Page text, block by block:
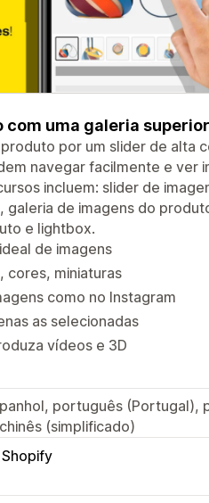
uma galeria
por um slider de alta
navegar facilmente e ver
incluem: slider de
de imagens do
e lightbox.
de imagens
cores, miniaturas
como no Instagram
as selecionadas
vídeos e 3D
português (Portugal),
(simplificado)